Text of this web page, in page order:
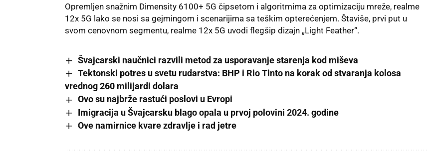
Opremljen snažnim Dimensity 6100+ 5G čipsetom i algoritmima za optimizaciju mreže, realme
12x 5G lako se nosi sa gejmingom i scenarijima sa teškim opterećenjem. Štaviše, prvi put u
svom cenovnom segmentu, realme 12x 5G uvodi flegšip dizajn „Light Feather“.
Švajcarski naučnici razvili metod za usporavanje starenja kod miševa
Tektonski potres u svetu rudarstva: BHP i Rio Tinto na korak od stvaranja kolosa
vrednog 260 milijardi dolara
Ovo su najbrže rastući poslovi u Evropi
Imigracija u Švajcarsku blago opala u prvoj polovini 2024. godine
Ove namirnice kvare zdravlje i rad jetre